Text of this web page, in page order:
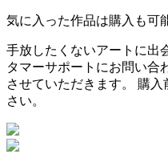
気に入った作品は購入も可
手放したくないアートに出
タマーサポートにお問い合
させていただきます。 購
さい。